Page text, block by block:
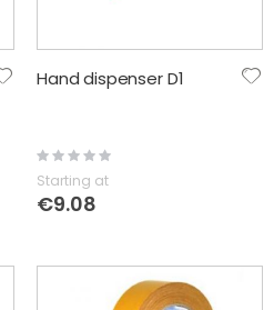
Hand dispenser D1
Rating:
Starting at
€9.08